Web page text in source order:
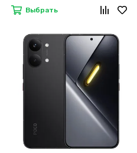
Выбрать